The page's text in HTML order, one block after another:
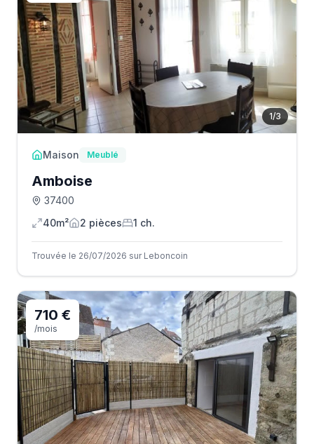
1/3
Maison Meublé
Amboise
37400
40m²
2 pièces 1 ch.
Trouvée le 26/07/2026 sur Leboncoin
710 €
/mois